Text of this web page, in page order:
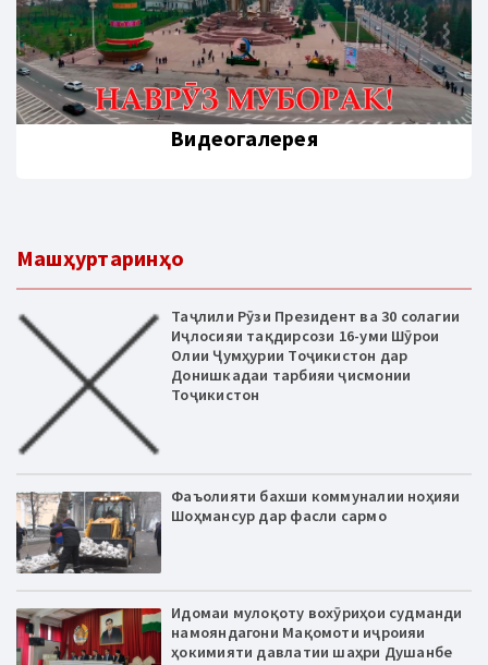
Видеогалерея
Машҳуртаринҳо
Таҷлили Рӯзи Президент ва 30 солагии
Иҷлосияи тақдирсози 16-уми Шӯрои
Олии Ҷумҳурии Тоҷикистон дар
Донишкадаи тарбияи ҷисмонии
Тоҷикистон
Фаъолияти бахши коммуналии ноҳияи
Шоҳмансур дар фасли сармо
Идомаи мулоқоту вохӯриҳои судманди
намояндагони Мақомоти иҷроияи
ҳокимияти давлатии шаҳри Душанбе